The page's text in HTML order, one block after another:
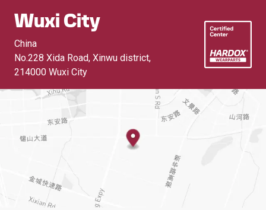
Wuxi City
China
No.228 Xida Road, Xinwu district,
214000 Wuxi City